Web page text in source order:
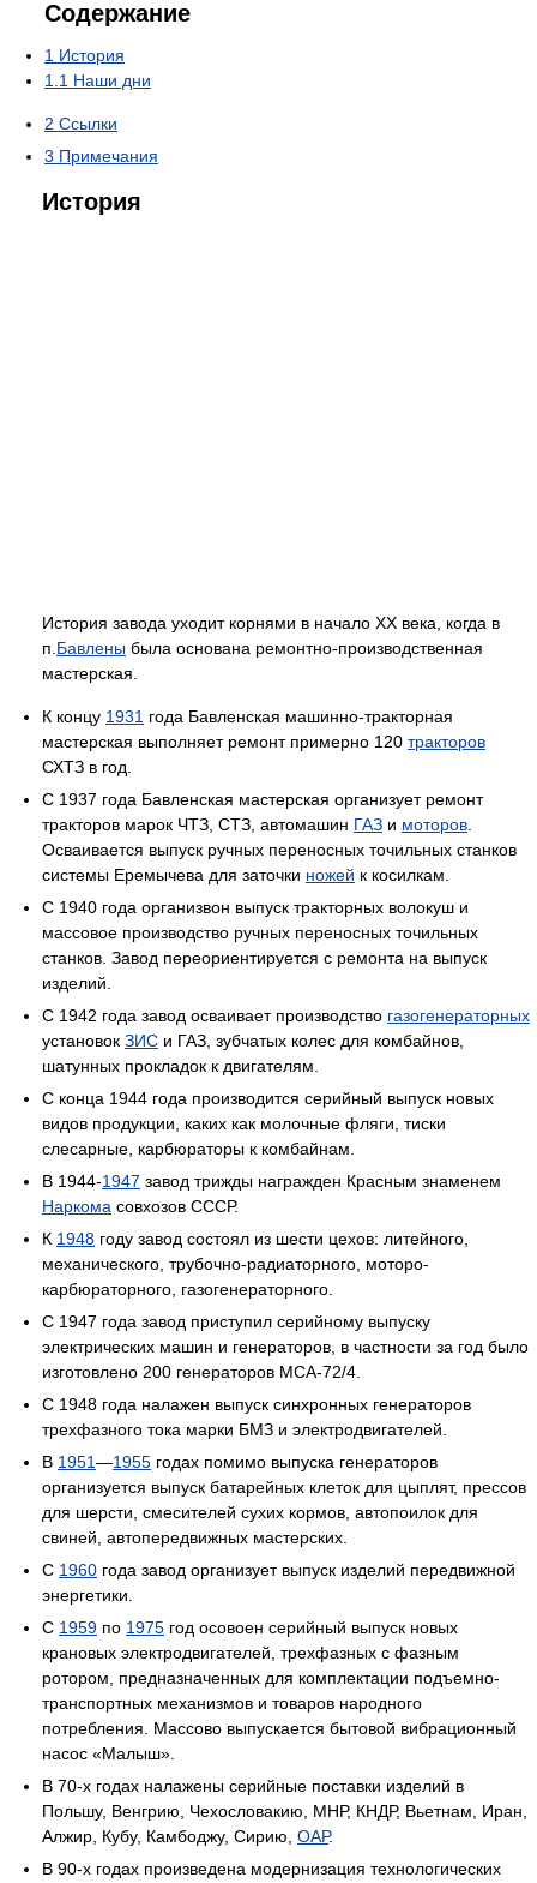
Содержание
1 История
1.1 Наши дни
2 Ссылки
3 Примечания
История
История завода уходит корнями в начало XX века, когда в
п. Бавлены была основана ремонтно-производственная
мастерская.
К концу 1931 года Бавленская машинно-тракторная
мастерская выполняет ремонт примерно 120 тракторов
СХТЗ в год.
С 1937 года Бавленская мастерская организует ремонт
тракторов марок ЧТЗ, СТЗ, автомашин ГАЗ и моторов
Осваивается выпуск ручных переносных точильных станков
системы Еремычева для заточки ножей к косилкам.
С 1940 года организвон выпуск тракторных волокуш и
массовое производство ручных переносных точильных
станков. Завод переориентируется с ремонта на выпуск
изделий.
С 1942 года завод осваивает производство газогенераторных
установок ЗИС и ГАЗ, зубчатых колес для комбайнов,
шатунных прокладок к двигателям.
С конца 1944 года производится серийный выпуск новых
видов продукции, каких как молочные фляги, тиски
слесарные, карбюраторы к комбайнам.
В 1944-1947 завод трижды награжден Красным знаменем
Наркома совхозов СССР.
К 1948 году завод состоял из шести цехов: литейного,
механического, трубочно-радиаторного, моторо-
карбюраторного, газогенераторного.
С 1947 года завод приступил серийному выпуску
электрических машин и генераторов, в частности за год было
изготовлено 200 генераторов МСА-72/4.
С 1948 года налажен выпуск синхронных генераторов
трехфазного тока марки БМЗ и электродвигателей.
В 1951—1955 годах помимо выпуска генераторов
организуется выпуск батарейных клеток для цыплят, прессов
для шерсти, смесителей сухих кормов, автопоилок для
свиней, автопередвижных мастерских.
С 1960 года завод организует выпуск изделий передвижной
энергетики.
С 1959 по 1975 год осовоен серийный выпуск новых
крановых электродвигателей, трехфазных с фазным
ротором, предназначенных для комплектации подъемно-
транспортных механизмов и товаров народного
потребления. Массово выпускается бытовой вибрационный
насос «Малыш».
В 70-х годах налажены серийные поставки изделий в
Польшу, Венгрию, Чехословакию, МНР, КНДР, Вьетнам, Иран,
Алжир, Кубу, Камбоджу, Сирию, ОАР.
В 90-х годах произведена модернизация технологических